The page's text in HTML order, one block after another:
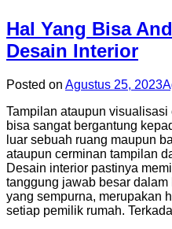
Hal Yang Bisa
Desain Interior
Posted on Agustus 25, 2023
Tampilan ataupun
bisa sangat bergantung
luar sebuah ruang maupun
ataupun cerminan tampilan
Desain interior pastinya
tanggung jawab besar
yang sempurna, merupakan
setiap pemilik rumah.